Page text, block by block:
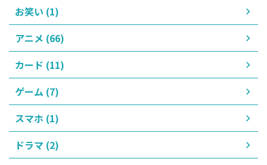
お笑い (1)
アニメ (66)
カード (11)
ゲーム (7)
スマホ (1)
ドラマ (2)